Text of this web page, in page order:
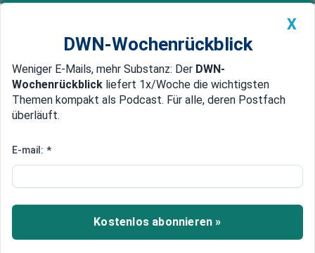
Newsticker MEIN DWN: Geldanlage Premium
Edelmetalle DWN-Magazin China
Russland verkauft Öl deutlich
erlaubt
Der Preisdeckel des Westens auf russisches
Rohöl schlägt fehl. Dank zahlreicher eigener
X
DWN-Wochenrückblick
Weniger E-Mails, mehr Substanz: Der DWN-
Wochenrückblick liefert 1x/Woche die wichtigsten
Themen kompakt als Podcast. Für alle, deren Postfach
überläuft.
E-mail: *
Kostenlos abonnieren »